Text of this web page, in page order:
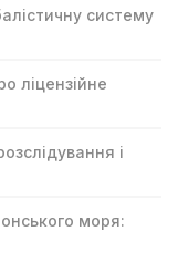
систему
ліцензійне
і
моря: